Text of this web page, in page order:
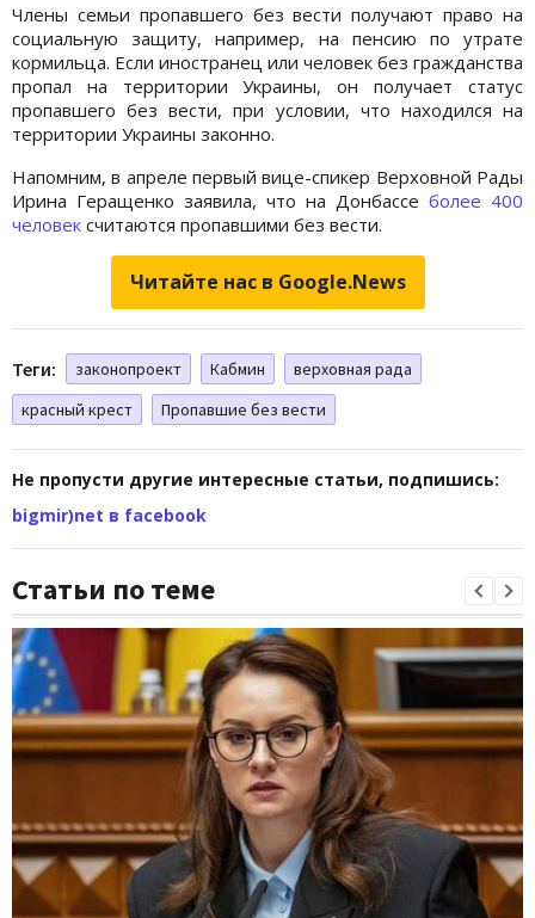
Члены семьи пропавшего без вести получают право на
социальную защиту, например, на пенсию по утрате
кормильца. Если иностранец или человек без гражданства
пропал на территории Украины, он получает статус
пропавшего без вести, при условии, что находился на
территории Украины законно.
Напомним, в апреле первый вице-спикер Верховной Рады
Ирина Геращенко заявила, что на Донбассе более 400
человек считаются пропавшими без вести.
Читайте нас в Google.News
Теги: законопроект Кабмин
верховная рада
красный крест
Пропавшие без вести
Не пропусти другие интересные статьи, подпишись:
bigmir)net в facebook
Статьи по теме